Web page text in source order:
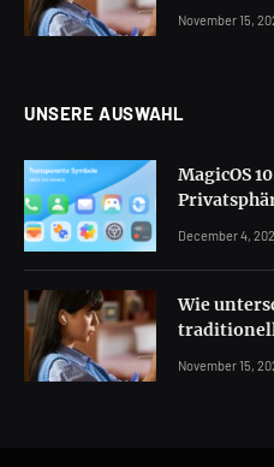
November 15,
UNSERE AUSWAHL
MagicOS
December 4,
Wie
November 15,